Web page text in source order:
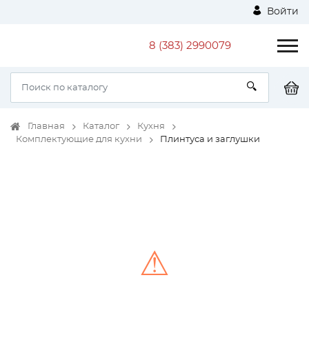
Войти
8 (383) 2990079
Главная Каталог
Кухня
Комплектующие для кухни
Плинтуса и заглушки
⚠